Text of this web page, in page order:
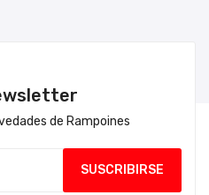
de Rampoines